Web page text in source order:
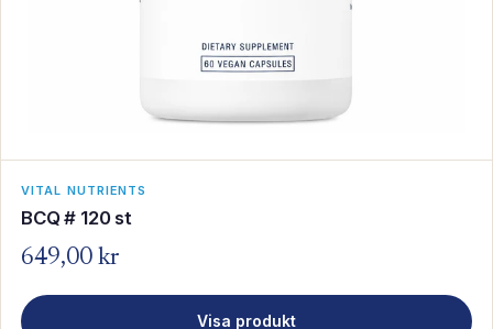
VITAL NUTRIENTS
BCQ # 120 st
649,00 kr
Visa produkt